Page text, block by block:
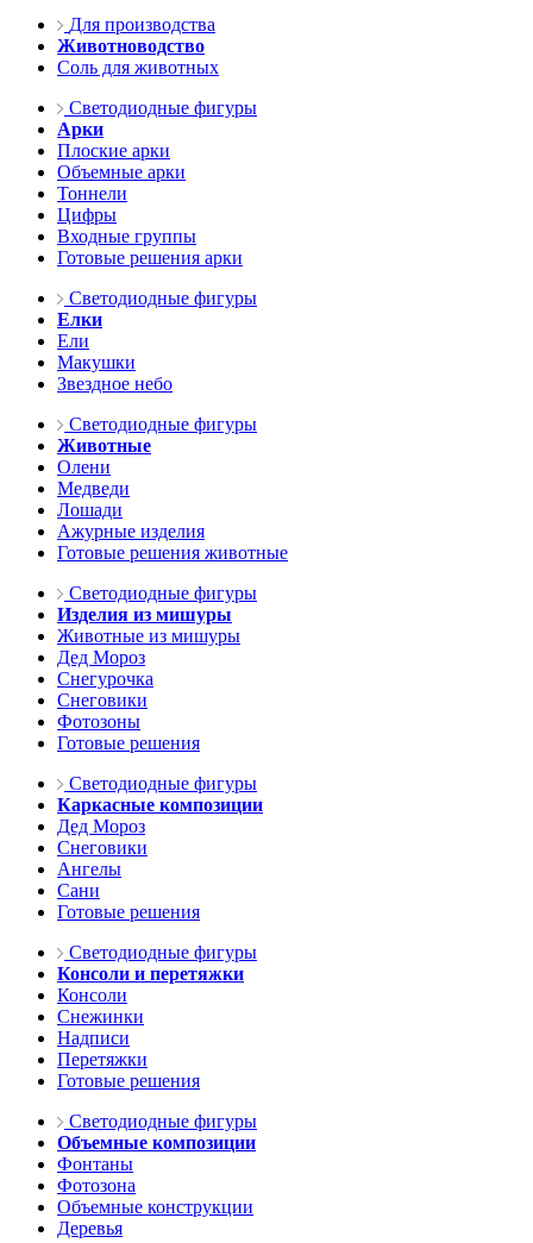
Для производства
Животноводство
Соль для животных
Светодиодные фигуры
Арки
Плоские арки
Объемные арки
Тоннели
Цифры
Входные группы
Готовые решения арки
Светодиодные фигуры
Елки
Ели
Макушки
Звездное небо
Светодиодные фигуры
Животные
Олени
Медведи
Лошади
Ажурные изделия
Готовые решения животные
Светодиодные фигуры
Изделия из мишуры
Животные из мишуры
Дед Мороз
Снегурочка
Снеговики
Фотозоны
Готовые решения
Светодиодные фигуры
Каркасные композиции
Дед Мороз
Снеговики
Ангелы
Сани
Готовые решения
Светодиодные фигуры
Консоли и перетяжки
Консоли
Снежинки
Надписи
Перетяжки
Готовые решения
Светодиодные фигуры
Объемные композиции
Фонтаны
Фотозона
Объемные конструкции
Деревья